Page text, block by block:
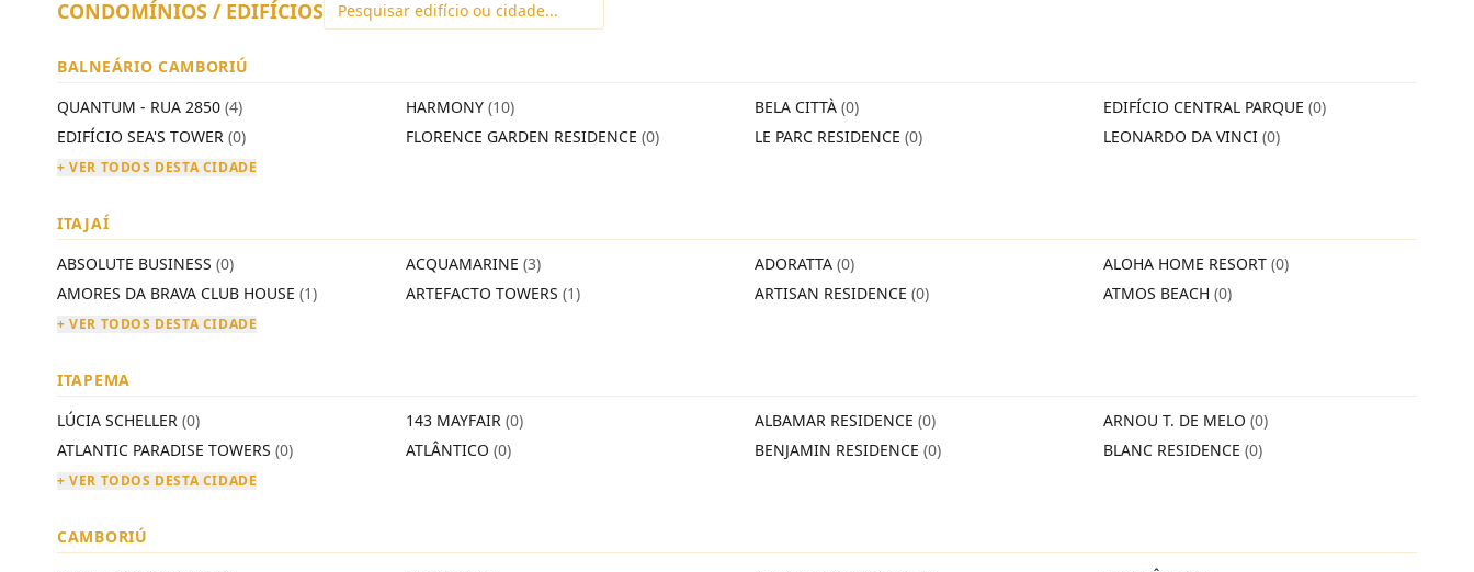
CONDOMÍNIOS / EDIFÍCIOS
BALNEÁRIO CAMBORIÚ
QUANTUM - RUA 2850 (4) HARMONY (10) BELA CITTÀ (0) EDIFÍCIO CENTRAL PARQUE (0)
EDIFÍCIO SEA'S TOWER (0) FLORENCE GARDEN RESIDENCE (0) LE PARC RESIDENCE (0) LEONARDO DA VINCI (0)
+ VER TODOS DESTA CIDADE
ITAJAÍ
ABSOLUTE BUSINESS (0) ACQUAMARINE (3) ADORATTA (0) ALOHA HOME RESORT (0)
AMORES DA BRAVA CLUB HOUSE (1) ARTEFACTO TOWERS (1) ARTISAN RESIDENCE (0) ATMOS BEACH (0)
+ VER TODOS DESTA CIDADE
ITAPEMA
LÚCIA SCHELLER (0) 143 MAYFAIR (0) ALBAMAR RESIDENCE (0) ARNOU T. DE MELO (0)
ATLANTIC PARADISE TOWERS (0) ATLÂNTICO (0) BENJAMIN RESIDENCE (0) BLANC RESIDENCE (0)
+ VER TODOS DESTA CIDADE
CAMBORIÚ